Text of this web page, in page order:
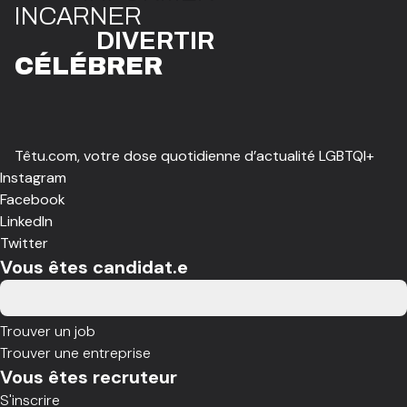
INCARNER
DIVERTIR
CÉLÉBRER
Têtu.com, votre dose quotidienne d’actualité LGBTQI+
Instagram
Facebook
LinkedIn
Twitter
Vous êtes candidat.e
Trouver un job
Trouver une entreprise
Vous êtes recruteur
S'inscrire